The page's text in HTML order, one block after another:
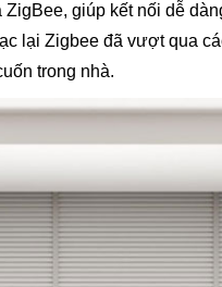
giúp kết nối dễ
lại Zigbee đã vượt qua
trong nhà.